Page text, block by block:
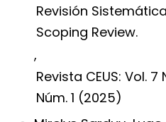
Revisión
Scoping Review.
,
Revista CEUS: Vol. 7
Núm. 1 (2025)